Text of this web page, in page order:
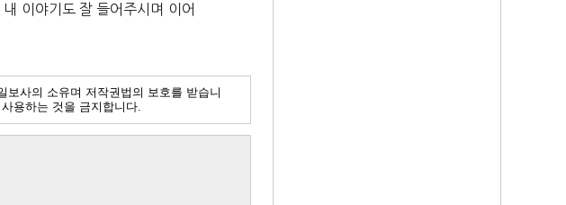
내 이야기도 잘 들어주시며
이어
사의 소유며 저작권법의 보호를 받습니
용하는 것을 금지합니다.